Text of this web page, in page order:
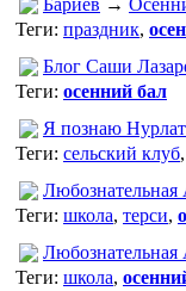
Теги: праздник,
Блог Саши
Теги: осенний бал
Я познаю
Теги: сельский клуб,
Любознательная
Теги: школа, терси,
Любознательная
Теги: школа,